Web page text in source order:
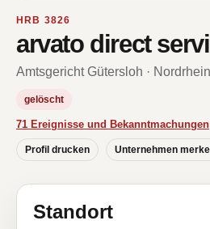
HRB 3826
arvato direct
Amtsgericht Gütersloh ·
gelöscht
71 Ereignisse und Bekanntmachungen
Profil drucken Unternehmen
Standort